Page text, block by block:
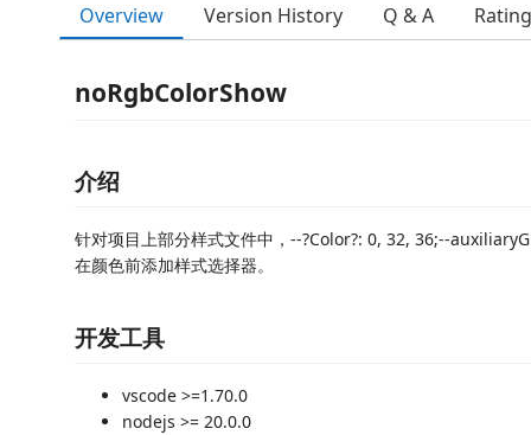
Overview Version History Q & A
noRgbColorShow
介绍
针对项目上部分样式文件中，--?Color?: 0, 32, 36;--
在颜色前添加样式选择器。
开发工具
vscode >=1.70.0
nodejs >= 20.0.0